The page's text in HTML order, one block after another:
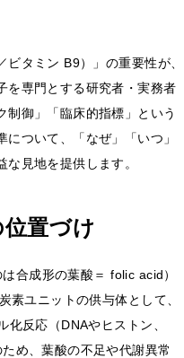
タミン B9）」の重要性が、
を専門とする研究者・実務者
御」「臨床的指標」という
ついて、「なぜ」「いつ」
見地を提供します。
置づけ
合成形の葉酸＝ folic acid）
素ユニットの供与体として、
反応（DNAやヒストン、
ため、葉酸の不足や代謝異常